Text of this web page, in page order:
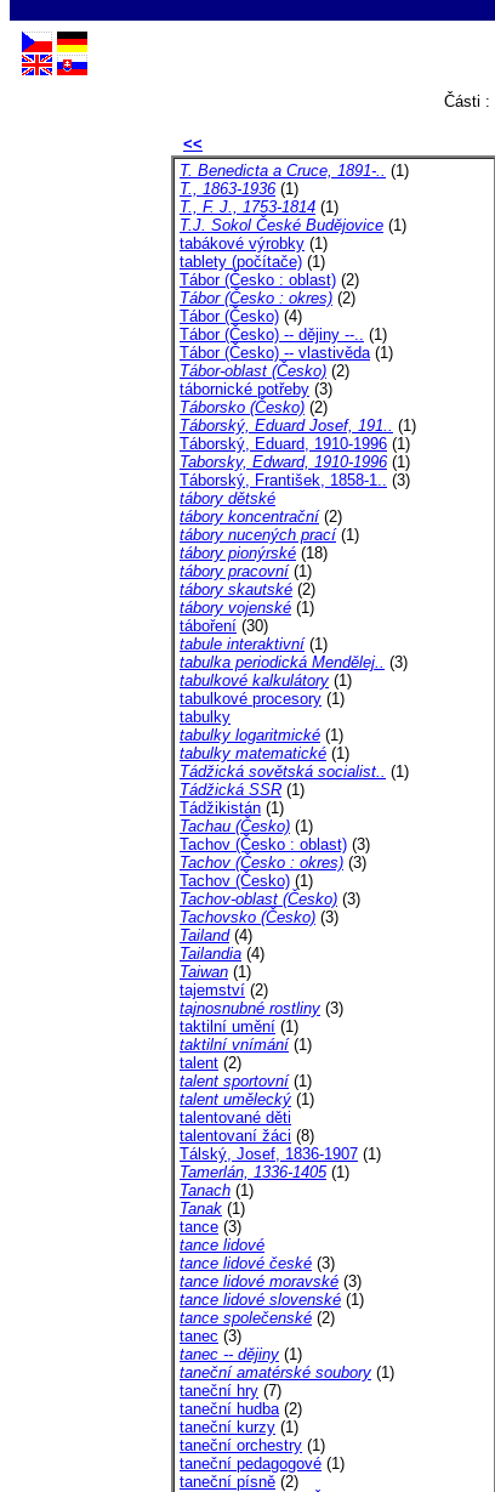
Části :
<<
T. Benedicta a Cruce, 1891-.. (1)
T., 1863-1936 (1)
T., F. J., 1753-1814 (1)
T.J. Sokol České Budějovice (1)
tabákové výrobky (1)
tablety (počítače) (1)
Tábor (Česko : oblast) (2)
Tábor (Česko : okres) (2)
Tábor (Česko) (4)
Tábor (Česko) -- dějiny --.. (1)
Tábor (Česko) -- vlastivěda(1)
Tábor-oblast (Česko) (2)
tábornické potřeby (3)
Táborsko (Česko) (2)
Táborský, Eduard Josef, 191.. (1)
Táborský, Eduard, 1910-1996 (1)
Taborsky, Edward, 1910-1996 (1)
Táborský, František, 1858-1.. (3)
tábory dětské
tábory koncentrační(2)
tábory nucených prací(1)
tábory pionýrské (18)
tábory pracovní(1)
tábory skautské (2)
tábory vojenské (1)
táboření (30)
tabule interaktivní(1)
tabulka periodická Mendělej.. (3)
tabulkové kalkulátory (1)
tabulkové procesory (1)
tabulky
tabulky logaritmické (1)
tabulky matematické (1)
Tádžická sovětská socialist.. (1)
Tádžická SSR (1)
Tádžikistán (1)
Tachau (Česko) (1)
Tachov (Česko : oblast) (3)
Tachov (Česko : okres) (3)
Tachov (Česko) (1)
Tachov-oblast (Česko) (3)
Tachovsko (Česko) (3)
Tailand(4)
Tailandia (4)
Taiwan (1)
tajemství (2)
tajnosnubné rostliny (3)
taktilní umění (1)
taktilní vnímání(1)
talent (2)
talent sportovní(1)
talent umělecký (1)
talentované děti
talentovaní žáci (8)
Tálský, Josef, 1836-1907 (1)
Tamerlán, 1336-1405(1)
Tanach (1)
Tanak (1)
tance (3)
tance lidové
tance lidové české (3)
tance lidové moravské (3)
tance lidové slovenské (1)
tance společenské (2)
tanec (3)
tanec -- dějiny (1)
taneční amatérské soubory (1)
taneční hry (7)
taneční hudba(2)
taneční kurzy (1)
taneční orchestry (1)
taneční pedagogové (1)
taneční písně (2)